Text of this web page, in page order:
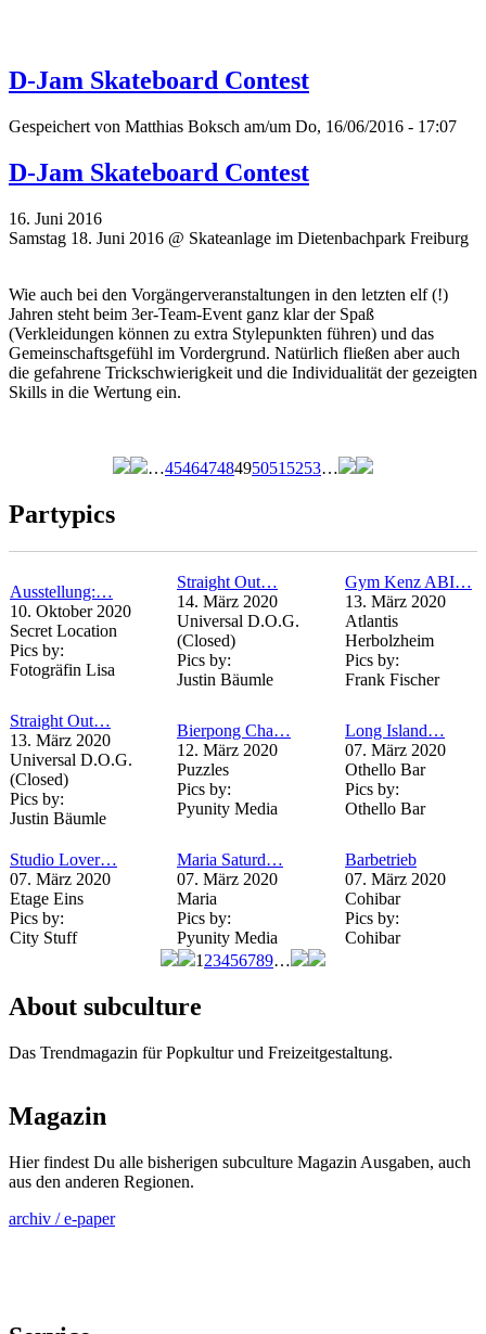
D-Jam Skateboard Contest
Gespeichert von Matthias Boksch am/um Do, 16/06/2016 - 17:07
D-Jam Skateboard Contest
16. Juni 2016
Samstag 18. Juni 2016 @ Skateanlage im Dietenbachpark Freiburg
Wie auch bei den Vorgängerveranstaltungen in den letzten elf (!)
Jahren steht beim 3er-Team-Event ganz klar der Spaß
(Verkleidungen können zu extra Stylepunkten führen) und das
Gemeinschaftsgefühl im Vordergrund. Natürlich fließen aber auch
die gefahrene Trickschwierigkeit und die Individualität der gezeigten
Skills in die Wertung ein.
…45464748495051 5253…
Partypics
Ausstellung:…
10. Oktober 2020
Secret Location
Pics by:
Fotogräfin Lisa
Straight Out…
14. März 2020
Universal D.O.G.
(Closed)
Pics by:
Justin Bäumle
Gym Kenz ABI…
13. März 2020
Atlantis
Herbolzheim
Pics by:
Frank Fischer
Straight Out…
13. März 2020
Universal D.O.G.
(Closed)
Pics by:
Justin Bäumle
Bierpong Cha…
12. März 2020
Puzzles
Pics by:
Pyunity Media
Long Island…
07. März 2020
Othello Bar
Pics by:
Othello Bar
Studio Lover…
07. März 2020
Etage Eins
Pics by:
City Stuff
Maria Saturd…
07. März 2020
Maria
Pics by:
Pyunity Media
Barbetrieb
07. März 2020
Cohibar
Pics by:
Cohibar
1 23456789…
About subculture
Das Trendmagazin für Popkultur und Freizeitgestaltung.
Magazin
Hier findest Du alle bisherigen subculture Magazin Ausgaben, auch
aus den anderen Regionen.
archiv / e-paper